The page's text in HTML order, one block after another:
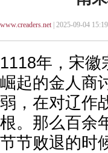
www.creaders.net| 2025-09-04
1118年，宋徽
崛起的金人商
弱，在对辽作
根。那么百余
节节败退的时